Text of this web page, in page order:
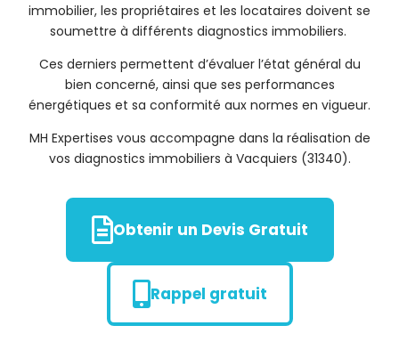
immobilier, les propriétaires et les locataires doivent se
soumettre à différents diagnostics immobiliers.
Ces derniers permettent d’évaluer l’état général du
bien concerné, ainsi que ses performances
énergétiques et sa conformité aux normes en vigueur.
MH Expertises vous accompagne dans la réalisation de
vos diagnostics immobiliers à Vacquiers (31340).
Obtenir un Devis Gratuit
Rappel gratuit